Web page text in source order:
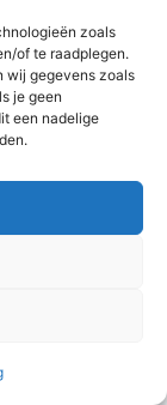
zoals
of te raadplegen.
wij gegevens zoals
je geen
een nadelige